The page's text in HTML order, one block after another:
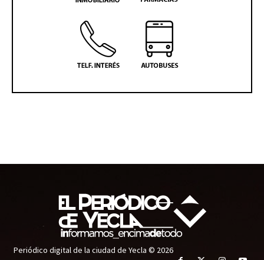
Periódico digital de la ciudad de Yecla © 2026